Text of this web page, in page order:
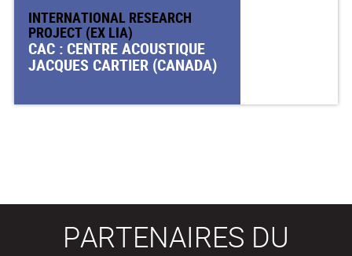
INTERNATIONAL RESEARCH
PROJECT (EX LIA)
CAC : CENTRE ACOUSTIQUE
JACQUES CARTIER (CANADA)
PARTENAIRES DU